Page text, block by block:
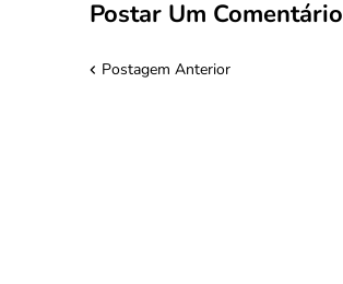
Postar Um Comentário
Postagem Anterior